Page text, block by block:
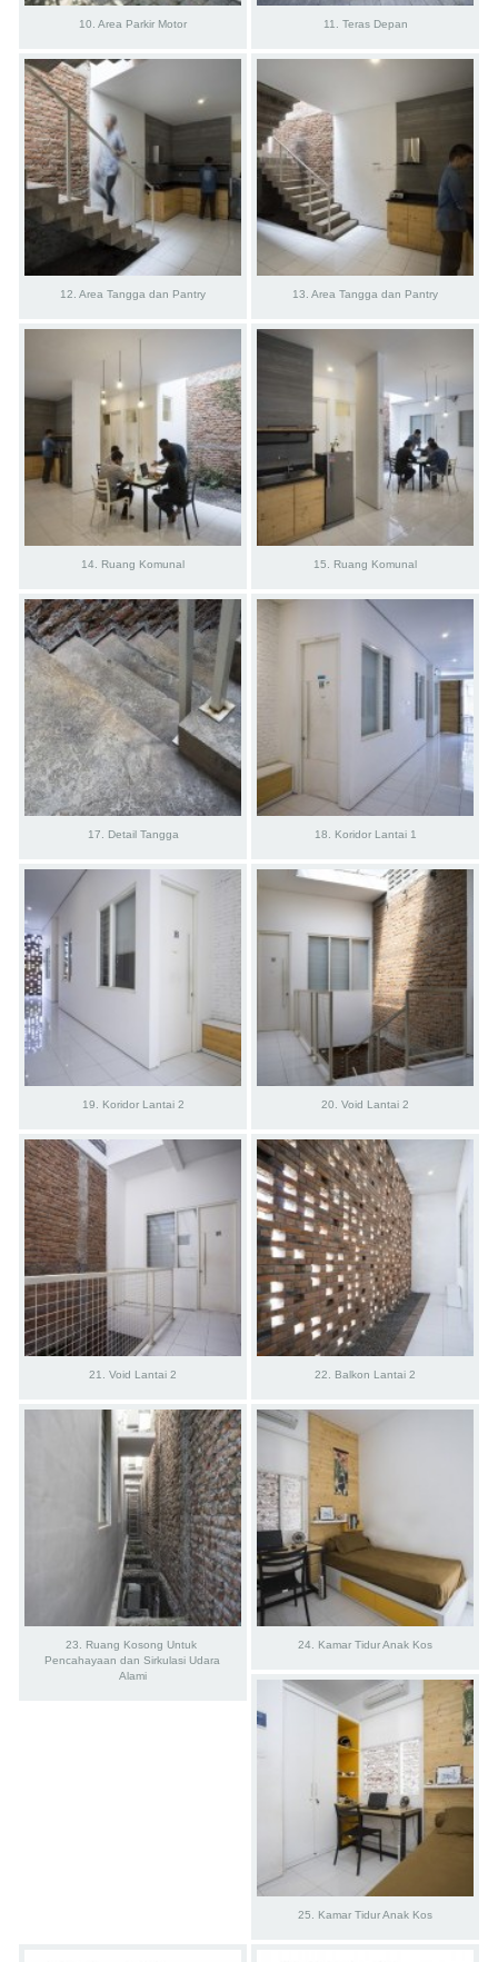
10. Area Parkir Motor 11. Teras Depan
12. Area Tangga dan Pantry 13. Area Tangga dan Pantry
14. Ruang Komunal 15. Ruang Komunal
17. Detail Tangga 18. Koridor Lantai 1
19. Koridor Lantai 2 20. Void Lantai 2
21. Void Lantai 2 22. Balkon Lantai 2
23. Ruang Kosong Untuk
Pencahayaan dan Sirkulasi Udara
Alami
24. Kamar Tidur Anak Kos
25. Kamar Tidur Anak Kos